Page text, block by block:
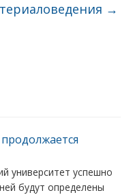
→
университет успешно
будут определены